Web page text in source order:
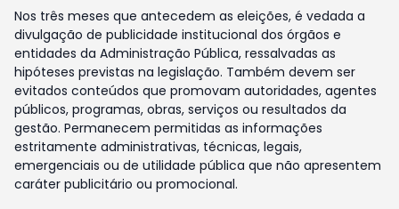
Nos três meses que antecedem as eleições, é vedada a
divulgação de publicidade institucional dos órgãos e
entidades da Administração Pública, ressalvadas as
hipóteses previstas na legislação. Também devem ser
evitados conteúdos que promovam autoridades, agentes
públicos, programas, obras, serviços ou resultados da
gestão. Permanecem permitidas as informações
estritamente administrativas, técnicas, legais,
emergenciais ou de utilidade pública que não apresentem
caráter publicitário ou promocional.